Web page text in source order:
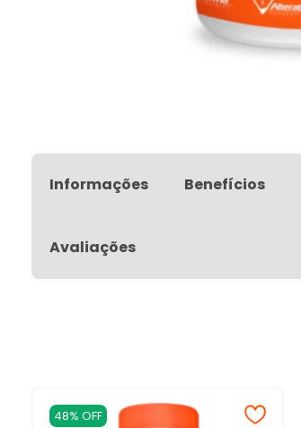
Informações Benefícios
Avaliações
48% OFF